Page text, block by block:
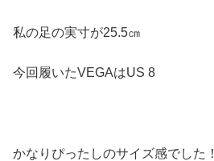
私の足の実寸が25.5㎝
今回履いたVEGAはUS 8
かなりぴったしのサイズ感でした！